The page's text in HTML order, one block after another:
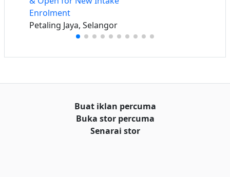
Enrolment
Petaling Jaya, Selangor
Buat iklan percuma
Buka stor percuma
Senarai stor